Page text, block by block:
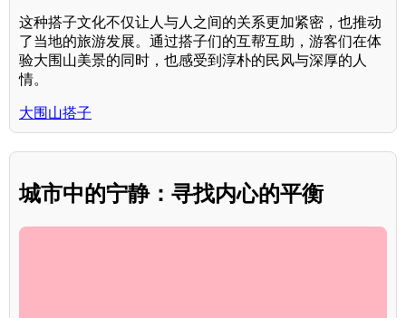
这种搭子文化不仅让人与人之间的关系更加紧密，也推动
了当地的旅游发展。通过搭子们的互帮互助，游客们在体
验大围山美景的同时，也感受到淳朴的民风与深厚的人
情。
大围山搭子
城市中的宁静：寻找内心的平衡